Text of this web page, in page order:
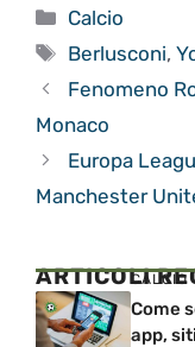
Categorie
Calcio
Tag
Berlusconi,
Fenomeno
Monaco
Europa
Manchester
ARTICOLICALCIO
Come
app,